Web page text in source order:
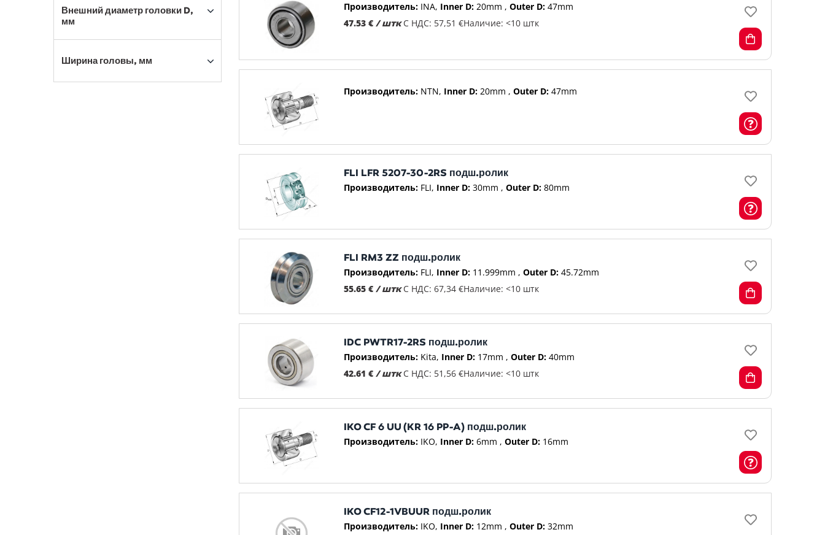
Внешний диаметр головки D,
мм
Ширина головы, мм
Производитель: INA Inner D: 20mm Outer D: 47mm
47.53 € / штк С НДС: 57,51 €Наличие: <10 штк
Производитель: NTN Inner D: 20mm Outer D: 47mm
FLI LFR 5207-30-2RS подш.ролик
Производитель: FLI Inner D: 30mm Outer D: 80mm
FLI RM3 ZZ подш.ролик
Производитель: FLI Inner D: 11.999mm Outer D: 45.72mm
55.65 € / штк С НДС: 67,34 €Наличие: <10 штк
IDC PWTR17-2RS подш.ролик
Производитель: Kita Inner D: 17mm Outer D: 40mm
42.61 € / штк С НДС: 51,56 €Наличие: <10 штк
IKO CF 6 UU (KR 16 PP-A) подш.ролик
Производитель: IKO Inner D: 6mm Outer D: 16mm
IKO CF12-1VBUUR подш.ролик
Производитель: IKO Inner D: 12mm Outer D: 32mm